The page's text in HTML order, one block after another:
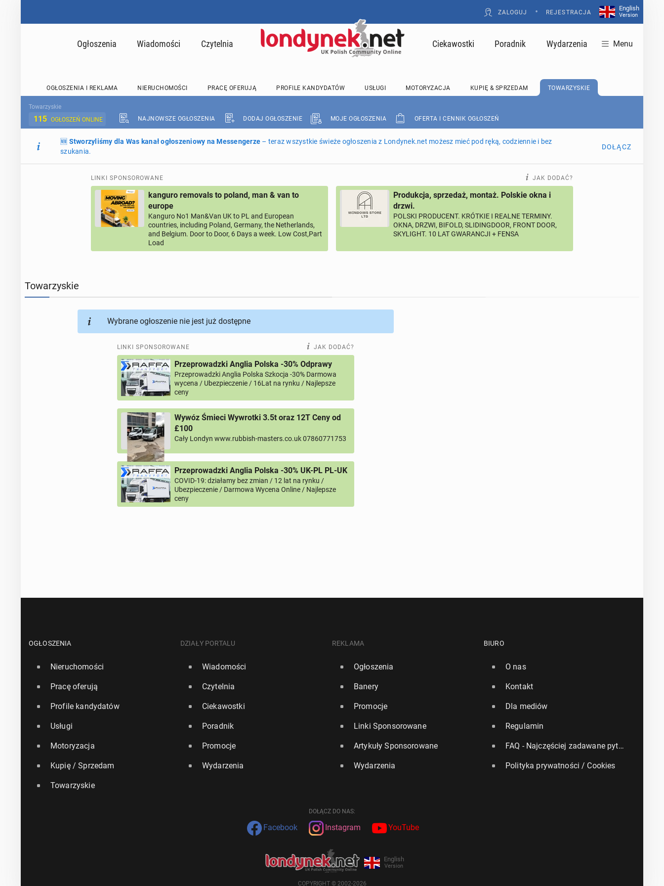
ZALOGUJ • REJESTRACJA
English
Version
Ogłoszenia Wiadomości Czytelnia Ciekawostki Poradnik Wydarzenia Menu
OGŁOSZENIA I REKLAMA NIERUCHOMOŚCI PRACĘ OFERUJĄ PROFILE KANDYDATÓW USŁUGI MOTORYZACJA KUPIĘ & SPRZEDAM TOWARZYSKIE
Towarzyskie
115 OGŁOSZEŃ ONLINE NAJNOWSZE OGŁOSZENIA DODAJ OGŁOSZENIE MOJE OGŁOSZENIA OFERTA I CENNIK OGŁOSZEŃ
🆕 Stworzyliśmy dla Was kanał ogłoszeniowy na Messengerze – teraz wszystkie świeże ogłoszenia z Londynek.net możesz mieć pod ręką, codziennie i bez
szukania.
DOŁĄCZ
LINKI SPONSOROWANE JAK DODAĆ?
kanguro removals to poland, man & van to
europe
Kanguro No1 Man&Van UK to PL and European
countries, including Poland, Germany, the Netherlands,
and Belgium. Door to Door, 6 Days a week. Low Cost,Part
Load
Produkcja, sprzedaż, montaż. Polskie okna i
drzwi.
POLSKI PRODUCENT. KRÓTKIE I REALNE TERMINY.
OKNA, DRZWI, BIFOLD, SLIDINGDOOR, FRONT DOOR,
SKYLIGHT. 10 LAT GWARANCJI + FENSA
Towarzyskie
Wybrane ogłoszenie nie jest już dostępne
LINKI SPONSOROWANE JAK DODAĆ?
Przeprowadzki Anglia Polska -30% Odprawy
Przeprowadzki Anglia Polska Szkocja -30% Darmowa
wycena / Ubezpieczenie / 16Lat na rynku / Najlepsze
ceny
Wywóz Śmieci Wywrotki 3.5t oraz 12T Ceny od
£100
Cały Londyn www.rubbish-masters.co.uk 07860771753
Przeprowadzki Anglia Polska -30% UK-PL PL-UK
COVID-19: działamy bez zmian / 12 lat na rynku /
Ubezpieczenie / Darmowa Wycena Online / Najlepsze
ceny
OGŁOSZENIA
Nieruchomości
Pracę oferują
Profile kandydatów
Usługi
Motoryzacja
Kupię / Sprzedam
Towarzyskie
DZIAŁY PORTALU
Wiadomości
Czytelnia
Ciekawostki
Poradnik
Promocje
Wydarzenia
REKLAMA
Ogłoszenia
Banery
Promocje
Linki Sponsorowane
Artykuły Sponsorowane
Wydarzenia
BIURO
O nas
Kontakt
Dla mediów
Regulamin
FAQ - Najczęściej zadawane pytania
Polityka prywatności / Cookies
DOŁĄCZ DO NAS:
Facebook Instagram YouTube
English
Version
COPYRIGHT © 2002-2026